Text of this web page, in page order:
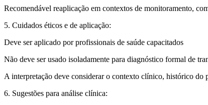
Recomendável reaplicação em contextos de monitoramento,
5. Cuidados éticos e de aplicação:
Deve ser aplicado por profissionais de saúde capacitados
Não deve ser usado isoladamente para diagnóstico formal de
A interpretação deve considerar o contexto clínico, histórico do
6. Sugestões para análise clínica: